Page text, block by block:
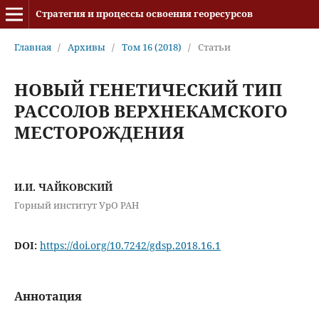
Стратегия и процессы освоения георесурсов
Главная / Архивы / Том 16 (2018) / Статьи
НОВЫЙ ГЕНЕТИЧЕСКИЙ ТИП
РАССОЛОВ ВЕРХНЕКАМСКОГО
МЕСТОРОЖДЕНИЯ
И.И. ЧАЙКОВСКИЙ
Горный институт УрО РАН
DOI: https://doi.org/10.7242/gdsp.2018.16.1
Аннотация